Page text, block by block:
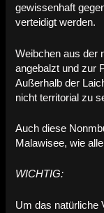
gewissenhaft
verteidigt werden.
Weibchen aus der
angebalzt und zur
Außerhalb der
nicht territorial zu
Auch diese
Malawisee, wie
WICHTIG:
Um das natürliche